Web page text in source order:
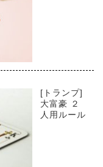
[トランプ]
大富豪 ２
人用ルール